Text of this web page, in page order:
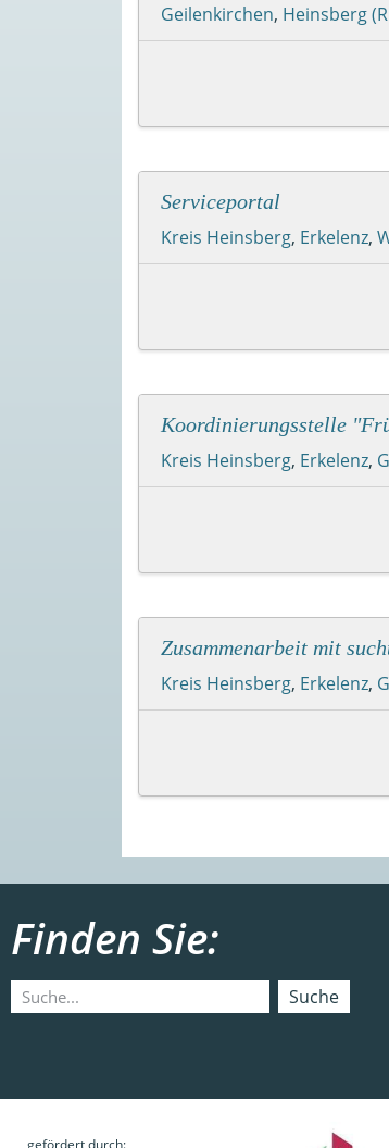
Geilenkirchen, Heinsberg
Serviceportal
Kreis Heinsberg, Erkelenz,
Koordinierungsstelle
Kreis Heinsberg, Erkelenz,
Zusammenarbeit mit
Kreis Heinsberg, Erkelenz,
Finden Sie:
Suche
gefördert durch: